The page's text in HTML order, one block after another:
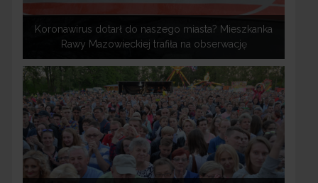
Koronawirus dotarł do naszego miasta? Mieszkanka
Rawy Mazowieckiej trafiła na obserwację